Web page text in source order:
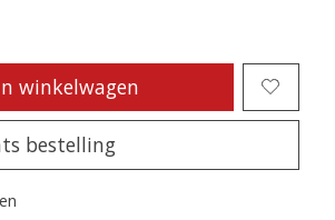
winkelwagen
bestelling